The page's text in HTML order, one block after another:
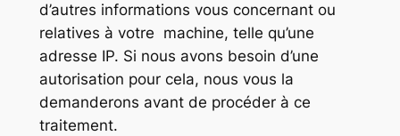
d’autres informations vous concernant ou
relatives à votre machine, telle qu’une
adresse IP. Si nous avons besoin d’une
autorisation pour cela, nous vous la
demanderons avant de procéder à ce
traitement.